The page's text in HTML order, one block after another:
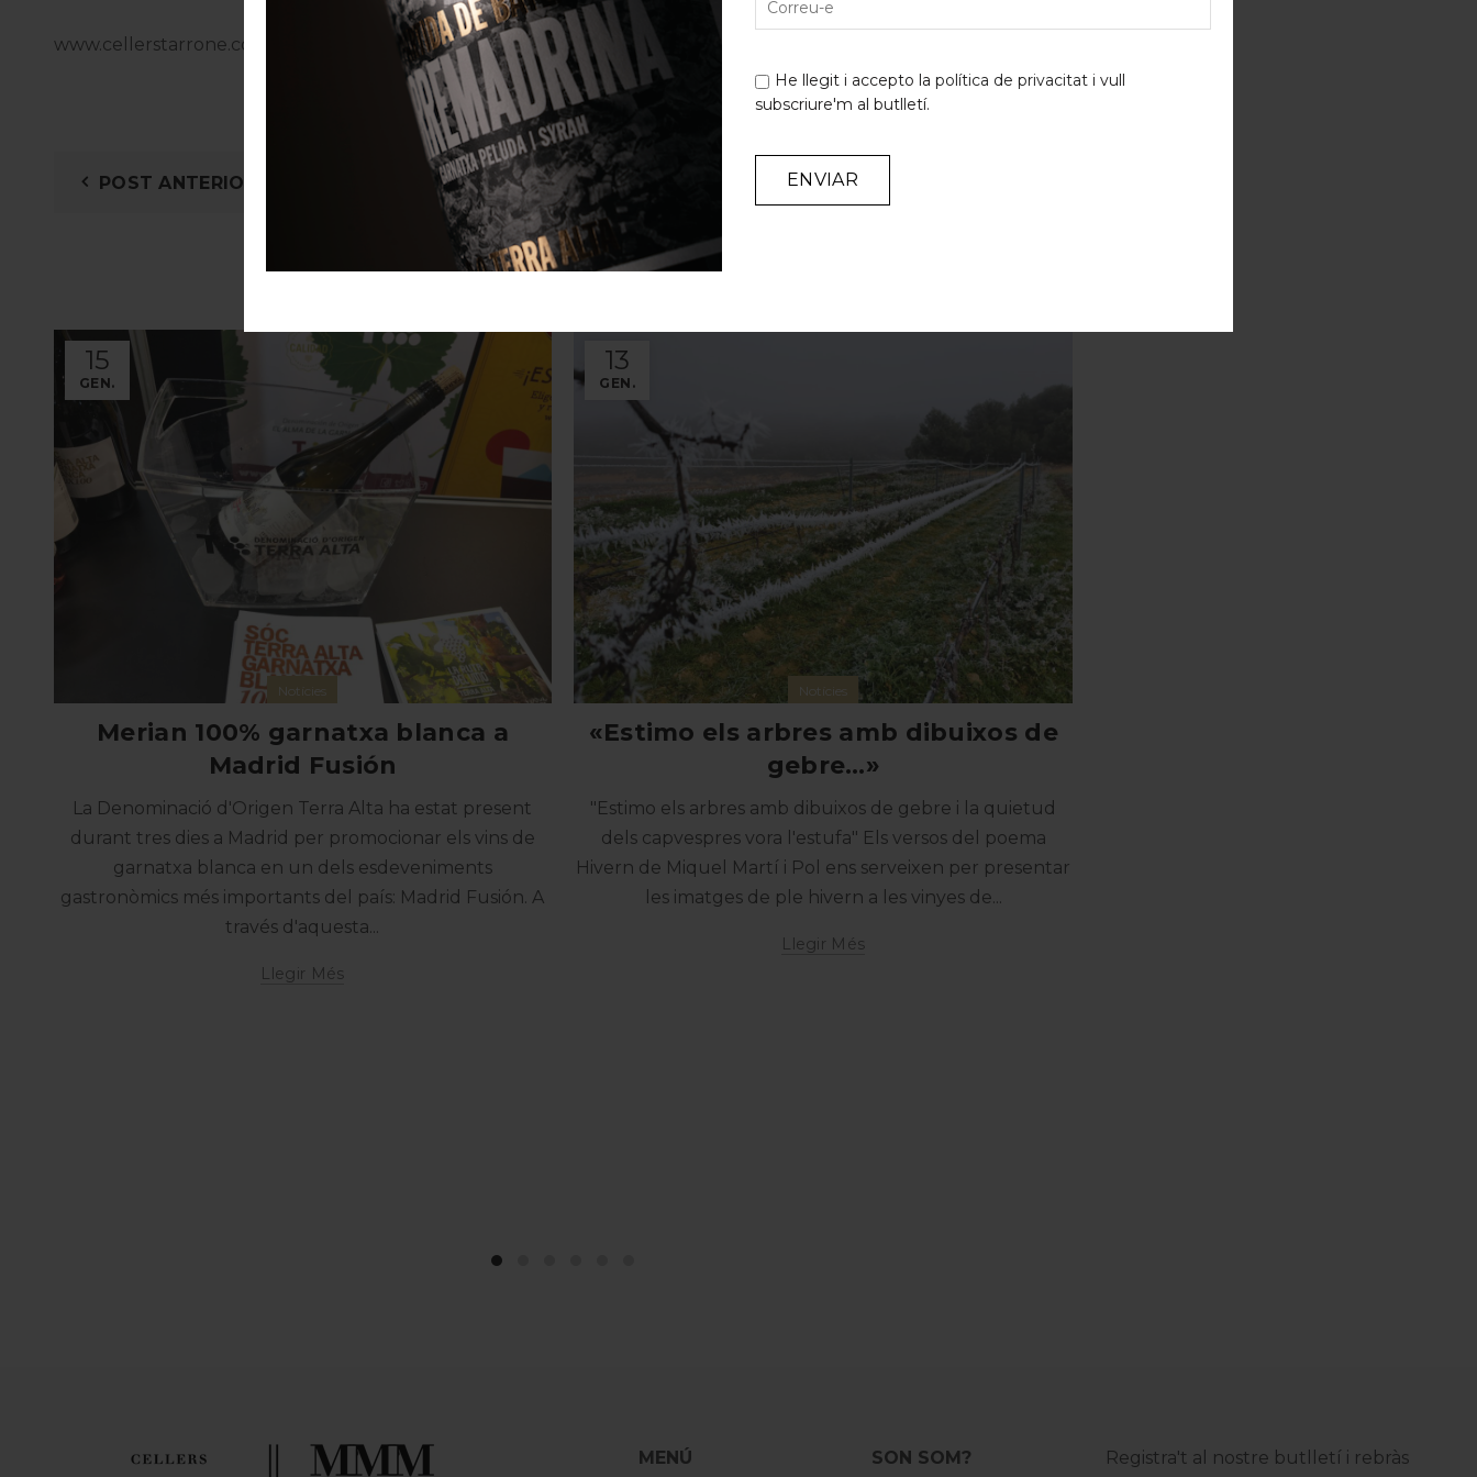
He llegit i accepto la política de privacitat i vull
subscriure'm al butlletí.
www.cellerstarrone.com
POST ANTERIOR
RELATED POSTS
15
GEN.
Notícies
Merian 100% garnatxa blanca a
Madrid Fusión
La Denominació d'Origen Terra Alta ha estat present
durant tres dies a Madrid per promocionar els vins de
garnatxa blanca en un dels esdeveniments
gastronòmics més importants del país: Madrid Fusión. A
través d'aquesta...
Llegir Més
13
GEN.
Notícies
«Estimo els arbres amb dibuixos de
gebre…»
"Estimo els arbres amb dibuixos de gebre i la quietud
dels capvespres vora l'estufa" Els versos del poema
Hivern de Miquel Martí i Pol ens serveixen per presentar
les imatges de ple hivern a les vinyes de...
Llegir Més
MENÚ SON SOM?
Registra't al nostre butlletí i rebràs